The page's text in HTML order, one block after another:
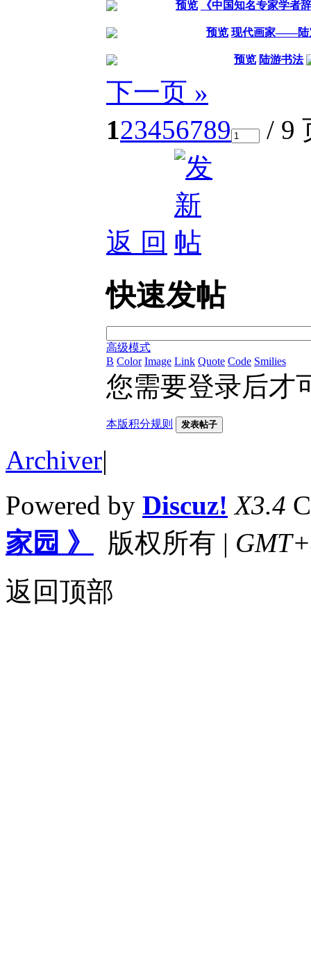
预览 《中国知名专家学者
预览 现代画家——陆
预览 陆游书法
下一页 »
123456789 / 9
返 回
快速发帖
高级模式
B Color Image Link Quote Code Smilies
您需要登录后才
本版积分规则 发表帖子
Archiver|
Powered by Discuz! X3.4
家园 》
版权所有 |
返回顶部